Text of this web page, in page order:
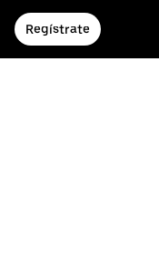
Regístrate